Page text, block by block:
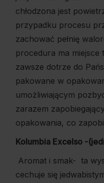
chłodzona jest
przypadku procesu
zachować pełnię
procedura ma miejsce
zawsze dotrze do
pakowane w
umożliwiającym
zarazem
opakowania, co
Kolumbia Excelso -
Aromat i smak- ta
cechuje się